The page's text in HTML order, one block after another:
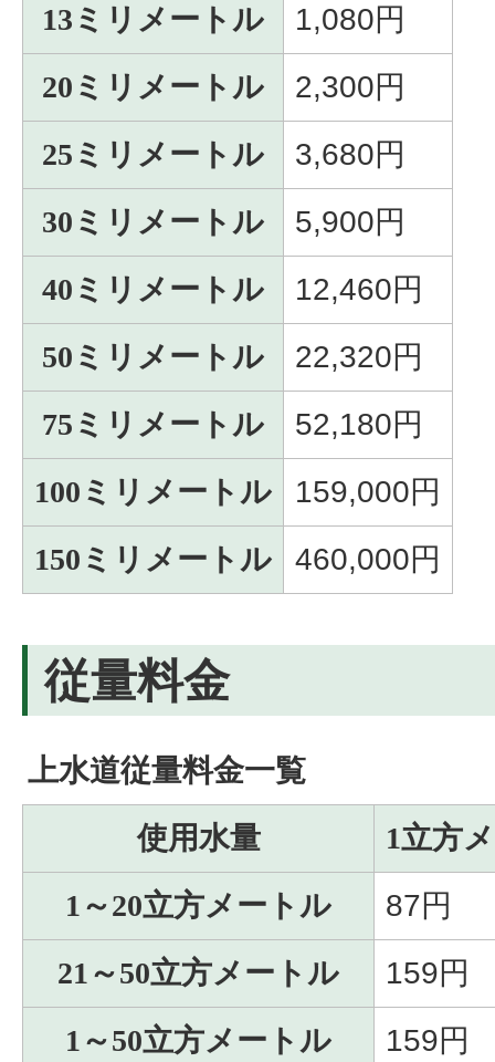
13ミリメートル
1,080円
20ミリメートル
2,300円
25ミリメートル
3,680円
30ミリメートル
5,900円
40ミリメートル
12,460円
50ミリメートル
22,320円
75ミリメートル
52,180円
100ミリメートル
159,000円
150ミリメートル
460,000円
従量料金
上水道従量料金一覧
使用水量
1立方
1～20立方メートル
87円
21～50立方メートル
159円
1～50立方メートル
159円